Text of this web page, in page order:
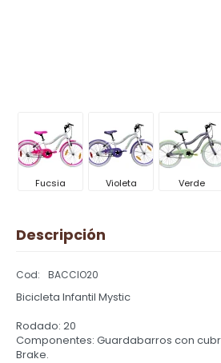
Fucsia Violeta Verde
Descripción
BACCIO20
Bicicleta Infantil Mystic
Rodado: 20
Componentes: Guardabarros con
Brake.